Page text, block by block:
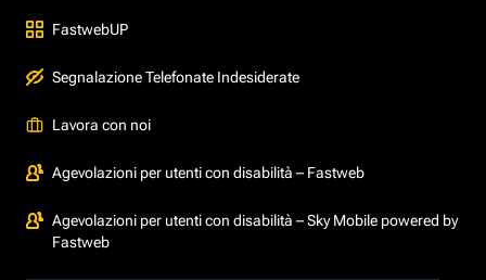
FastwebUP
Segnalazione Telefonate Indesiderate
Lavora con noi
Agevolazioni per utenti con disabilità – Fastweb
Agevolazioni per utenti con disabilità – Sky Mobile powered by
Fastweb